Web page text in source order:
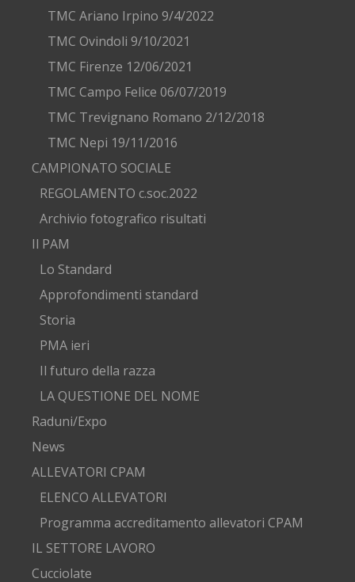
TMC Ariano Irpino 9/4/2022
TMC Ovindoli 9/10/2021
TMC Firenze 12/06/2021
TMC Campo Felice 06/07/2019
TMC Trevignano Romano 2/12/2018
TMC Nepi 19/11/2016
CAMPIONATO SOCIALE
REGOLAMENTO c.soc.2022
Archivio fotografico risultati
Il PAM
Lo Standard
Approfondimenti standard
Storia
PMA ieri
Il futuro della razza
LA QUESTIONE DEL NOME
Raduni/Expo
News
ALLEVATORI CPAM
ELENCO ALLEVATORI
Programma accreditamento allevatori CPAM
IL SETTORE LAVORO
Cucciolate